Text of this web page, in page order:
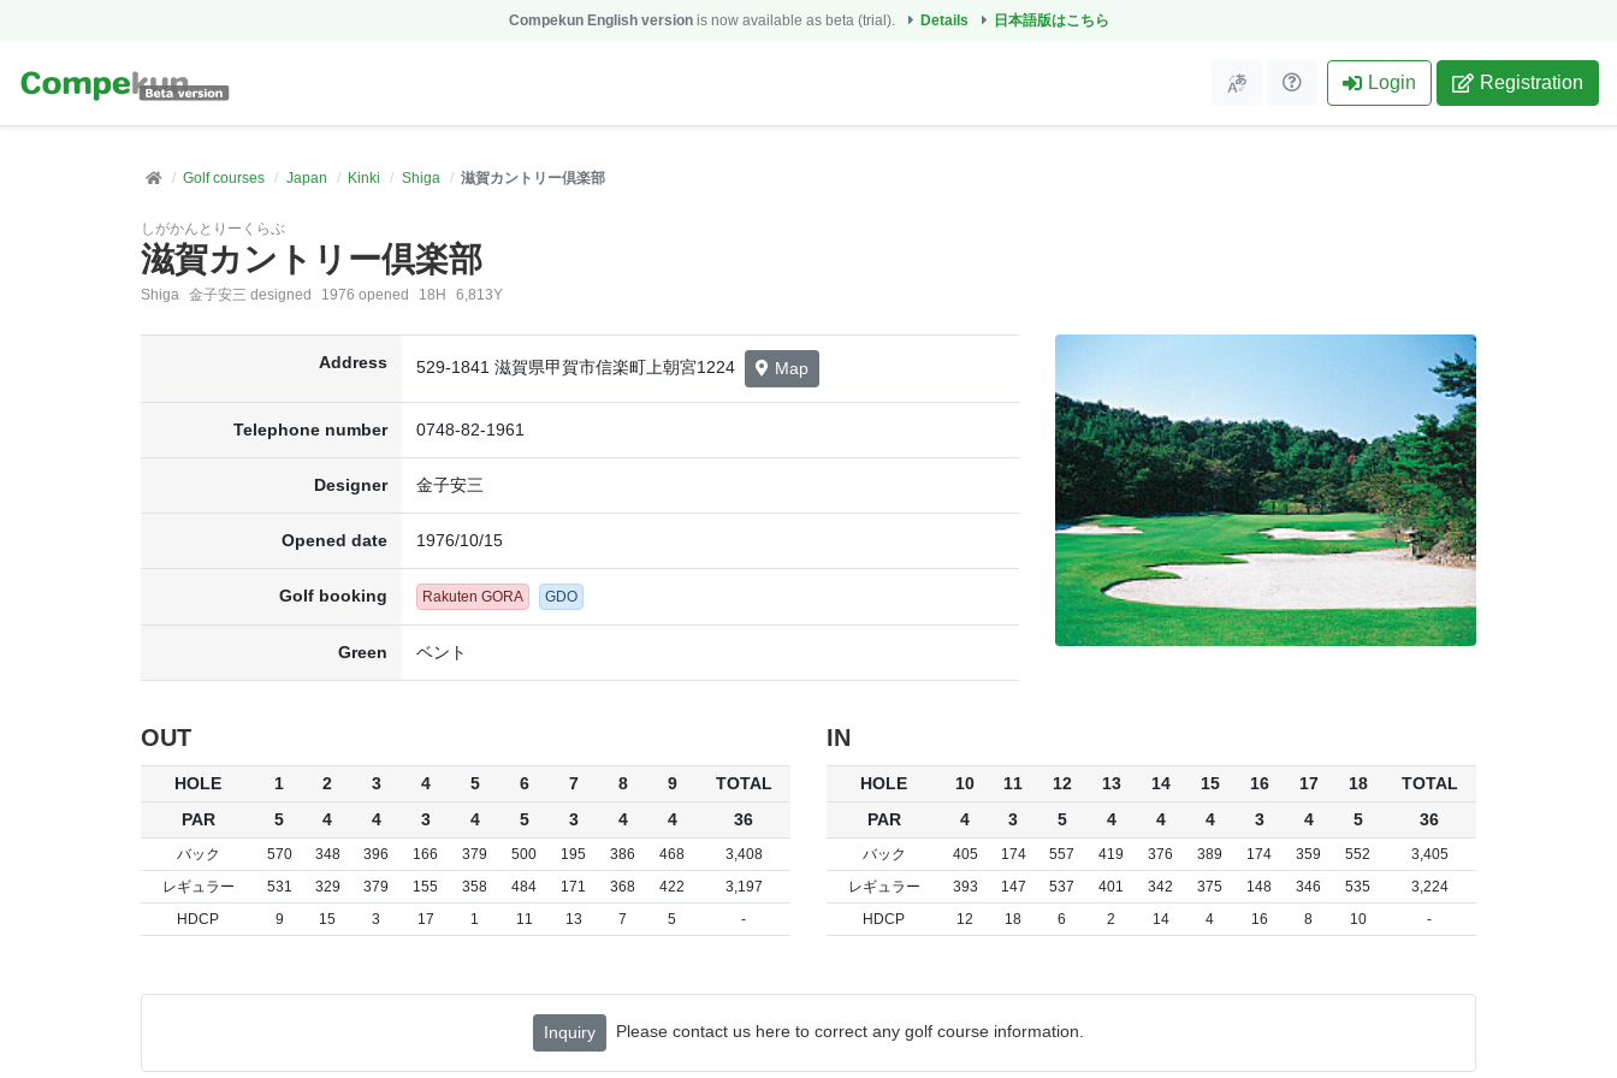
Compekun English versionis now available as beta (trial). Details 日本語版はこちら
Login Registration
Golf courses Japan Kinki Shiga 滋賀カントリー倶楽部
しがかんとりーくらぶ
滋賀カントリー倶楽部
Shiga 金子安三 designed 1976 opened 18H 6,813Y
Address 529-1841 滋賀県甲賀市信楽町上朝宮1224 Map
Telephone number 0748-82-1961
Designer 金子安三
Opened date 1976/10/15
Golf booking Rakuten GORA GDO
Green ベント
OUT
HOLE 1 2 3 4 5 6 7 8 9
TOTAL
PAR
5 4 4 3 4 5 3 4 4 36
バック 570 348 396 166 379 500 195 386 468
3,408
レギュラー
531 329 379 155 358 484 171 368 422
3,197
HDCP
9 15 3 17 1 11 13 7 5 -
IN
HOLE 10 11 12 13 14 15 16 17 18
TOTAL
PAR
4 3 5 4 4 4 3 4 5 36
バック 405 174 557 419 376 389 174 359 552
3,405
レギュラー
393 147 537 401 342 375 148 346 535
3,224
HDCP
12 18 6 2 14 4 16 8 10 -
Inquiry Please contact us here to correct any golf course information.